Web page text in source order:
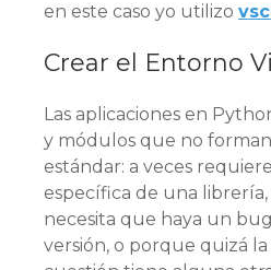
en este caso yo utilizo
Crear el Entorno
Las aplicaciones en
y módulos que no
estándar: a veces
específica de una librería,
necesita que haya un
versión, o porque quizá